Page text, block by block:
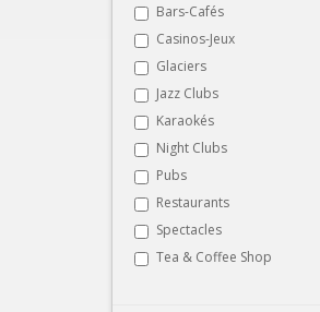
Bars-Cafés
Casinos-Jeux
Glaciers
Jazz Clubs
Karaokés
Night Clubs
Pubs
Restaurants
Spectacles
Tea & Coffee Shop